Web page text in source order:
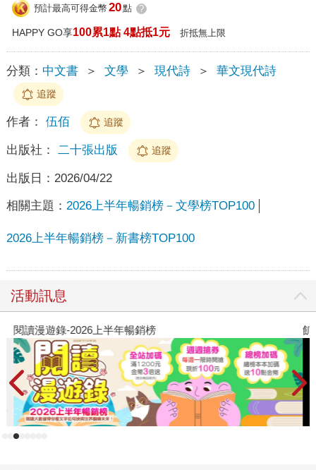
預計最高可得金幣 20點 ?
HAPPY GO享100累1點 4點抵1元 折抵無上限
分類： 中文書 ＞ 文學 ＞ 現代詩 ＞ 華文現代詩
追蹤
作者： 伍佰 追蹤
出版社： 二十張出版 追蹤
出版日： 2026/04/22
相關主題： 2026上半年暢銷榜－文學榜TOP100
2026上半年暢銷榜－新書榜TOP100
活動訊息
閱讀漫遊錄-2026上半年暢銷榜 飢